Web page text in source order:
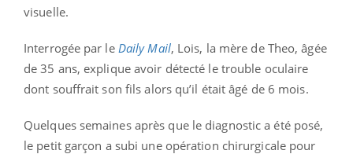
visuelle.
Interrogée par le Daily Mail, Lois, la mère de Theo, âgée
de 35 ans, explique avoir détecté le trouble oculaire
dont souffrait son fils alors qu’il était âgé de 6 mois.
Quelques semaines après que le diagnostic a été posé,
le petit garçon a subi une opération chirurgicale pour